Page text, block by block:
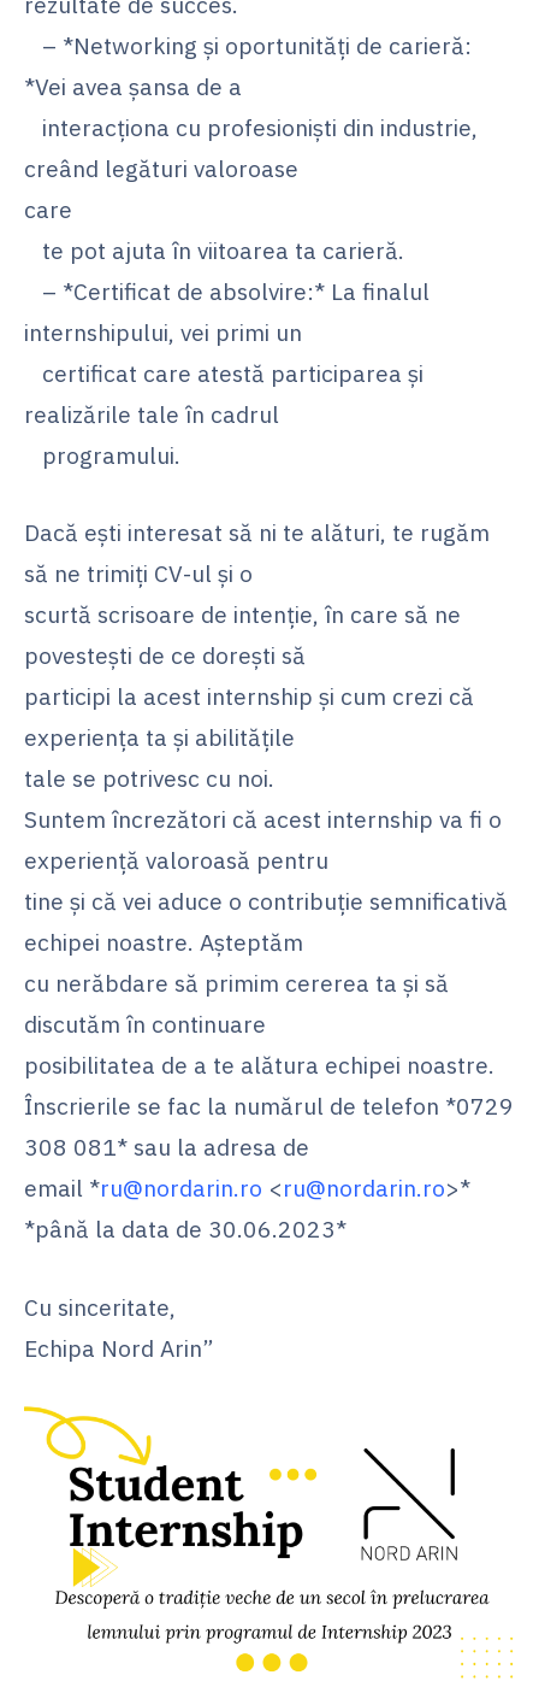
– *Networking și oportunități de carieră:
*Vei avea șansa de a
interacționa cu profesioniști din industrie,
creând legături valoroase
care
te pot ajuta în viitoarea ta carieră.
– *Certificat de absolvire:* La finalul
internshipului, vei primi un
certificat care atestă participarea și
realizările tale în cadrul
programului.
Dacă ești interesat să ni te alături, te rugăm
să ne trimiți CV-ul și o
scurtă scrisoare de intenție, în care să ne
povestești de ce dorești să
participi la acest internship și cum crezi că
experiența ta și abilitățile
tale se potrivesc cu noi.
Suntem încrezători că acest internship va fi o
experiență valoroasă pentru
tine și că vei aduce o contribuție semnificativă
echipei noastre. Așteptăm
cu nerăbdare să primim cererea ta și să
discutăm în continuare
posibilitatea de a te alătura echipei noastre.
Înscrierile se fac la numărul de telefon *0729
308 081* sau la adresa de
email *ru@nordarin.ro <ru@nordarin.ro>*
*până la data de 30.06.2023*
Cu sinceritate,
Echipa Nord Arin”